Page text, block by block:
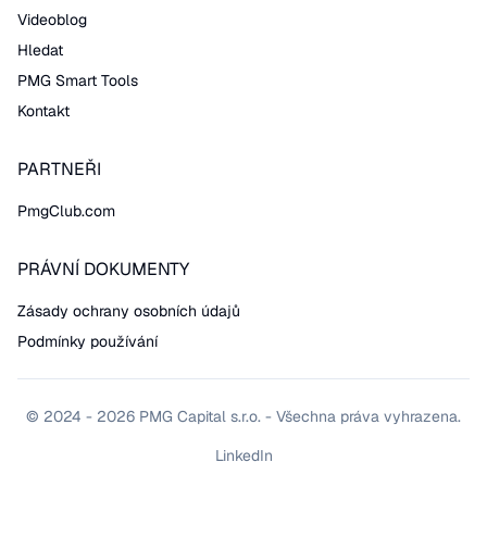
Videoblog
Hledat
PMG Smart Tools
Kontakt
PARTNEŘI
PmgClub.com
PRÁVNÍ DOKUMENTY
Zásady ochrany osobních údajů
Podmínky používání
© 2024 - 2026 PMG Capital s.r.o. - Všechna práva vyhrazena.
LinkedIn